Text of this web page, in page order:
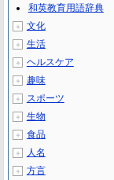
和英教育用語辞典
＋ 文化
＋ 生活
＋ ヘルスケア
＋ 趣味
＋ スポーツ
＋ 生物
＋ 食品
＋ 人名
＋ 方言